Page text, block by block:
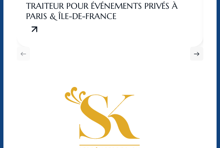
TRAITEUR POUR ÉVÉNEMENTS PRIVÉS À
PARIS & ÎLE-DE-FRANCE